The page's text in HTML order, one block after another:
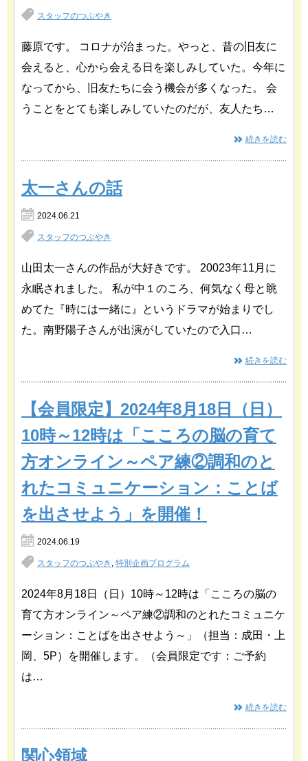
スタッフのつぶやき
藤原です。 コロナが治まった。やっと、昔の旧友に
会えると、心から会える日を楽しみしていた。今年に
なってから、旧友たちに会う機会が多くなった。 会
うことをとても楽しみしていたのだが、友人たち…
続きを読む
太一さんの話
2024.06.21
スタッフのつぶやき
山田太一さんの作品が大好きです。 20023年11月に
永眠されました。 私が中１のころ、何気なく母と眺
めてた『時には一緒に』というドラマが始まりでし
た。南野陽子さんが出演がしていたので入口…
続きを読む
【会員限定】2024年8月18日（日）
10時～12時は「こころの脳の育て
方オンライン～ペア練②調和のと
れたコミュニケーション：ことば
を出させよう」を開催！
2024.06.19
スタッフのつぶやき , 特別企画プログラム
2024年8月18日（日）10時～12時は「こころの脳の
育て方オンライン～ペア練②調和のとれたコミュニケ
ーション：ことばを出させよう～」（担当：成田・上
岡、5P）を開催します。（会員限定です：ご予約
は…
続きを読む
関心領域